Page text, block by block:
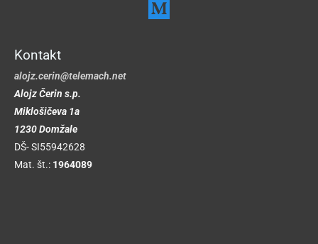
Kontakt
alojz.cerin@telemach.net
AlojzČerin s.p.
Miklošičeva 1a
1230 Domžale
DŠ- SI55942628
Mat. št.: 1964089